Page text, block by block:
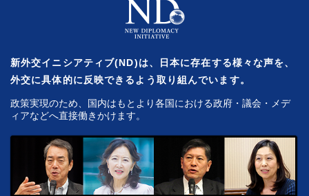
新外交イニシアティブ(ND)は、日本に存在する様々な声を、
外交に具体的に反映できるよう取り組んでいます。
政策実現のため、国内はもとより各国における政府・議会・メデ
ィアなどへ直接働きかけます。